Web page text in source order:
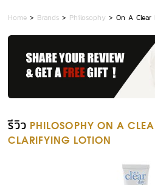
Home > Brands > Philosophy >On A
รีวิว PHILOSOPHY ON A
CLARIFYING LOTION